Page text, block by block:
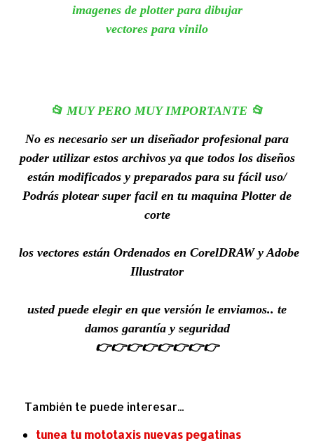
imagenes de plotter para dibujar
vectores para vinilo
📂 MUY PERO MUY IMPORTANTE 📂
No es necesario ser un diseñador profesional para
poder utilizar estos archivos ya que todos los diseños
están modificados y preparados para su fácil uso/
Podrás plotear super facil en tu maquina Plotter de
corte
los vectores están Ordenados en CorelDRAW y Adobe
Illustrator
ustedpuede elegir en que versión le enviamos.. te
damos garantía y seguridad
👉👉👉👉👉👉👉👉
También te puede interesar...
tunea tu mototaxis nuevas pegatinas